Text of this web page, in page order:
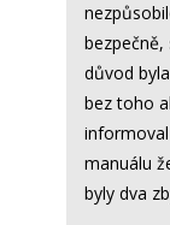
důvod
bez toho
manuálu
byly dva